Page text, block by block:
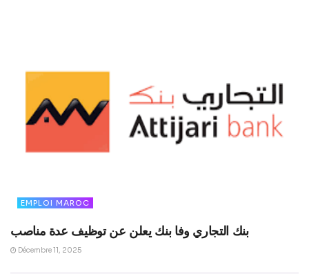
EMPLOI MAROC
بنك التجاري وفا بنك يعلن عن توظيف عدة مناصب
Décembre 11, 2025